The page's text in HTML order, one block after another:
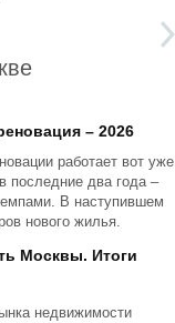
– 2026
работает вот уже
последние два года –
В наступившем
нового жилья.
Москвы. Итоги
недвижимости